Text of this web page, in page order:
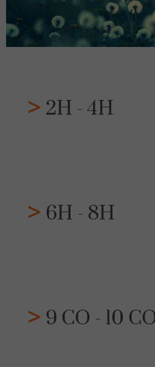
2H - 4H
6H - 8H
9 CO - 10